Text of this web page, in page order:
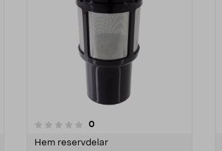
0recensioner
Hem reservdelar
4.5av 5 stjärnor